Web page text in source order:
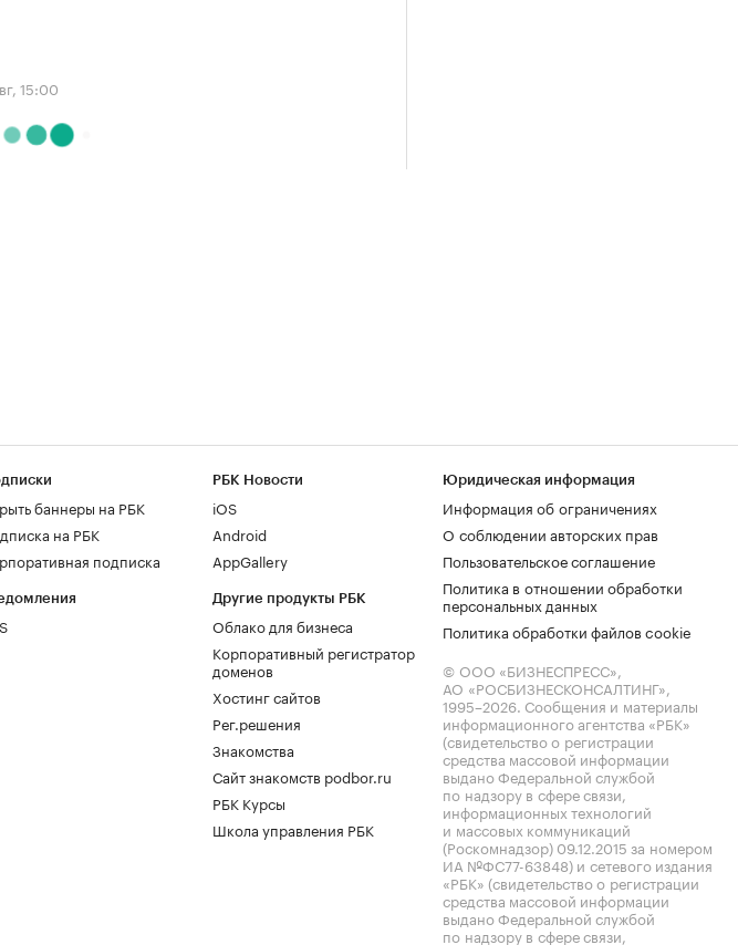
15:00
баннеры на РБК
на РБК
подписка
РБК Новости
iOS
Android
AppGallery
Другие продукты РБК
Облако для бизнеса
Корпоративный регистратор
доменов
Хостинг сайтов
Рег.решения
Знакомства
Сайт знакомств podbor.ru
РБК Курсы
Школа управления РБК
Юридическая информация
Информация об ограничениях
О соблюдении авторских прав
Пользовательское соглашение
Политика в отношении обработки
персональных данных
Политика обработки файлов cookie
© ООО «БИЗНЕСПРЕСС»,
АО «РОСБИЗНЕСКОНСАЛТИНГ»,
1995–2026. Сообщения и материалы
информационного агентства «РБК»
(свидетельство о регистрации
средства массовой информации
выдано Федеральной службой
по надзору в сфере связи,
информационных технологий
и массовых коммуникаций
(Роскомнадзор) 09.12.2015 за номером
ИА №ФС77-63848) и сетевого издания
«РБК» (свидетельство о регистрации
средства массовой информации
выдано Федеральной службой
по надзору в сфере связи,